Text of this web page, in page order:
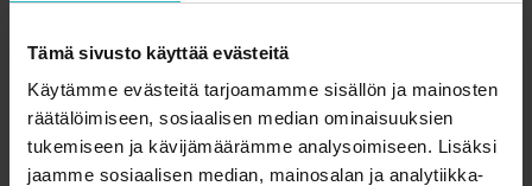
Tämä sivusto käyttää evästeitä
Käytämme evästeitä tarjoamamme sisällön ja mainosten
räätälöimiseen, sosiaalisen median ominaisuuksien
tukemiseen ja kävijämäärämme analysoimiseen. Lisäksi
jaamme sosiaalisen median, mainosalan ja analytiikka-